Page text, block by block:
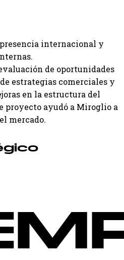
internacional y
de oportunidades
estrategias comerciales y
en la estructura del
proyecto ayudó a Miroglio a
mercado.